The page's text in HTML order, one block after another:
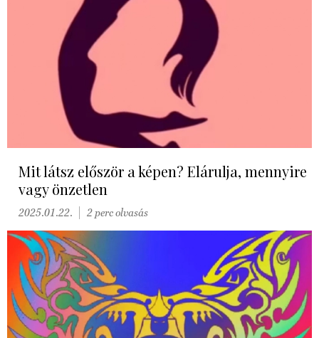
Mit látsz először a képen? Elárulja, mennyire
vagy önzetlen
2025.01.22. 2 perc olvasás